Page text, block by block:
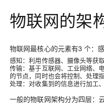
物联网的架
物联网最核心的元素有3 个：
感知：利用传感器、摄像头等获
传输：基于互联网、工业网络、
的节点，同时也会将控制、处理
处理：对收集到的信息进行加工
一般的物联网架构分为四层：